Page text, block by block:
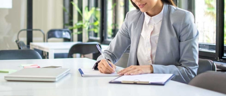
Leichte Sprache
Gebärdensprache